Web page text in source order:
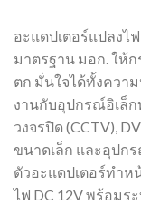
อะแดปเตอร์แปลงไ
มาตรฐาน มอก. ให้
ตก มั่นใจได้ทั้งควา
งานกับอุปกรณ์อิเล็ก
วงจรปิด (CCTV),
ขนาดเล็ก และอุปกร
ตัวอะแดปเตอร์ทำห
ไฟ DC 12V พร้อมร